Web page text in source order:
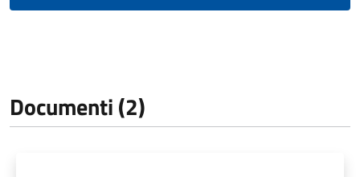
Documenti (2)